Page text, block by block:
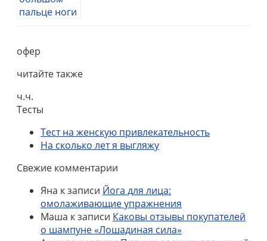
офер
читайте также
ч.ч.
Тесты
Тест на женскую привлекательность
На сколько лет я выгляжу
Свежие комментарии
Яна к записи Йога для лица:
омолаживающие упражнения
Маша к записи Каковы отзывы покупателей
о шампуне «Лошадиная сила»